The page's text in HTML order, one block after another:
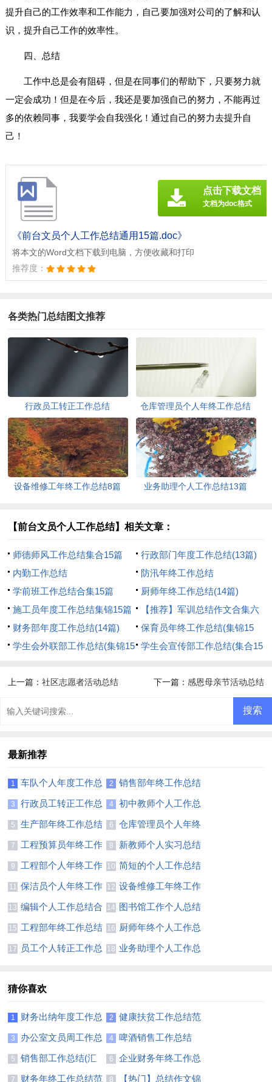
提升自己的工作效率和工作能力，自己要加强对公司的了解和认
识，提升自己工作的效率性。
四、总结
工作中总是会有阻碍，但是在同事们的帮助下，只要努力就
一定会成功！但是在今后，我还是要加强自己的努力，不能再过
多的依赖同事，我要学会自我强化！通过自己的努力去提升自
己！
《前台文员个人工作总结通用15篇.doc》
将本文的Word文档下载到电脑，方便收藏和打印
推荐度：
点击下载文档
文档为doc格式
各类热门总结图文推荐
行政员工转正工作总结
仓库管理员个人年终工作总结
11篇
设备维修工年终工作总结8篇 业务助理个人工作总结13篇
【前台文员个人工作总结】相关文章：
师德师风工作总结集合15篇
行政部门年度工作总结(13篇)
内勤工作总结
防汛年终工作总结
学前班工作总结合集15篇
厨师年终工作总结(14篇)
施工员年度工作总结集锦15篇
【推荐】军训总结作文合集六
篇
财务部年度工作总结(14篇)
保育员年终工作总结(集锦15
篇)
学生会外联部工作总结(集锦15 学生会宣传部工作总结(集合15
上一篇：社区志愿者活动总结 下一篇： 感恩母亲节活动总结
最新推荐
1
车队个人年度工作总
结6篇
2
销售部年终工作总结
【精】
3
行政员工转正工作总
结
4
初中教师个人工作总
结(合集15篇)
5
生产部年终工作总结
(15篇)
6
仓库管理员个人年终
工作总结11篇
7
工程预算员年终工作
总结
8
新教师个人实习总结
12篇
9
工程部个人年终工作
总结(通用15篇)
10 简短的个人工作总结
【荐】
11
保洁员个人年终工作
总结11篇
12 设备维修工年终工作
总结8篇
13 编辑个人工作总结合
集15篇
14 图书馆工作个人总结
15 工程部年终工作总结
(通用15篇)
16
厨师年终个人工作总
结集锦15篇
17
员工个人转正工作总
18 业务助理个人工作总
猜你喜欢
1
财务出纳年度工作总
结11篇
2
健康扶贫工作总结范
文
3
办公室文员周工作总
结
4 啤酒销售工作总结
5
销售部工作总结(汇
编15篇)
6
企业财务年终工作总
结范文
7 财务年终工作总结范 8 【热门】总结作文锦